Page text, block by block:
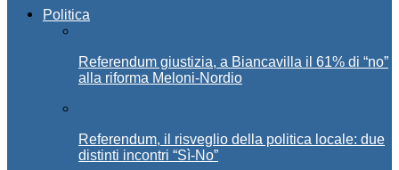
Politica
Referendum giustizia, a Biancavilla il 61% di “no”
alla riforma Meloni-Nordio
Referendum, il risveglio della politica locale: due
distinti incontri “Sì-No”